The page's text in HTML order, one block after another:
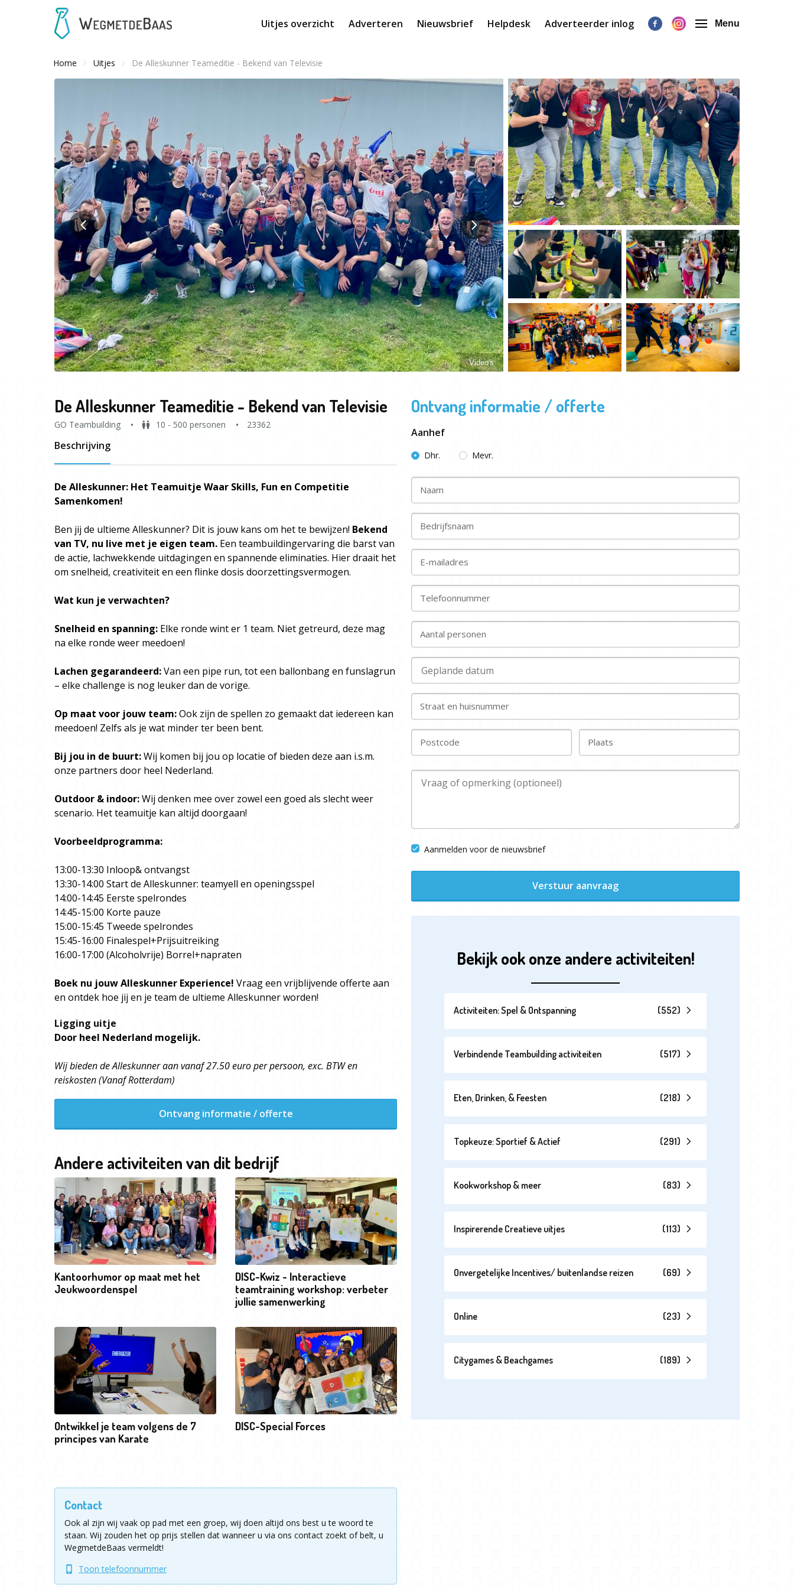
Uitjes overzicht Adverteren Nieuwsbrief Helpdesk Adverteerder inlog Menu
Home Uitjes De Alleskunner Teameditie - Bekend van Televisie
Video's
De Alleskunner Teameditie - Bekend van Televisie
GO Teambuilding 10 - 500 personen 23362
Beschrijving
De Alleskunner: Het Teamuitje Waar Skills, Fun en Competitie
Samenkomen!
Ben jij de ultieme Alleskunner? Dit is jouw kans om het te bewijzen! Bekend
van TV, nu live met je eigen team. Een teambuildingervaring die barst van
de actie, lachwekkende uitdagingen en spannende eliminaties. Hier draait het
om snelheid, creativiteit en een flinke dosis doorzettingsvermogen.
Wat kun je verwachten?
Snelheid en spanning: Elke ronde wint er 1 team. Niet getreurd, deze mag
na elke ronde weer meedoen!
Lachen gegarandeerd:Van een pipe run, tot een ballonbang en funslagrun
– elke challenge is nog leuker dan de vorige.
Op maat voor jouw team:Ook zijn de spellen zo gemaakt dat iedereen kan
meedoen! Zelfs als je wat minder ter been bent.
Bij jou in de buurt:Wij komen bij jou op locatie of bieden deze aan i.s.m.
onze partners door heel Nederland.
Outdoor & indoor:Wij denken mee over zowel een goed als slecht weer
scenario. Het teamuitje kan altijd doorgaan!
Voorbeeldprogramma:
13:00-13:30 Inloop& ontvangst
13:30-14:00 Start de Alleskunner: teamyell en openingsspel
14:00-14:45 Eerste spelrondes
14:45-15:00 Korte pauze
15:00-15:45 Tweede spelrondes
15:45-16:00 Finalespel+Prijsuitreiking
16:00-17:00 (Alcoholvrije) Borrel+napraten
Boek nu jouw Alleskunner Experience! Vraag een vrijblijvende offerte aan
en ontdek hoe jij en je team de ultieme Alleskunner worden!
Ligging uitje
Door heel Nederland mogelijk.
Wij bieden de Alleskunner aan vanaf 27.50 euro per persoon, exc. BTW en
reiskosten (Vanaf Rotterdam)
Ontvang informatie / offerte
Andere activiteiten van dit bedrijf
Kantoorhumor op maat met het
Jeukwoordenspel
DISC-Kwiz - Interactieve
teamtraining workshop: verbeter
jullie samenwerking
Ontwikkel je team volgens de 7
principes van Karate
DISC-Special Forces
Contact
Ook al zijn wij vaak op pad met een groep, wij doen altijd ons best u te woord te
staan. Wij zouden het op prijs stellen dat wanneer u via ons contact zoekt of belt, u
WegmetdeBaas vermeldt!
Toon telefoonnummer
Ontvang informatie / offerte
Aanhef
Dhr. Mevr.
Naam
Bedrijfsnaam
E-mailadres
Telefoonnummer
Aantal personen
Straat en huisnummer
Postcode Plaats
Aanmelden voor de nieuwsbrief
Verstuur aanvraag
Bekijk ook onze andere activiteiten!
Activiteiten: Spel & Ontspanning (552)
Verbindende Teambuilding activiteiten (517)
Eten, Drinken, & Feesten (218)
Topkeuze: Sportief & Actief (291)
Kookworkshop & meer (83)
Inspirerende Creatieve uitjes (113)
Onvergetelijke Incentives/ buitenlandse reizen (69)
Online (23)
Citygames & Beachgames (189)